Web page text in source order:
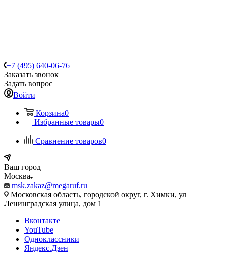
+7 (495) 640-06-76
Заказать звонок
Задать вопрос
Войти
Корзина0
Избранные товары0
Сравнение товаров0
Ваш город
Москва
msk.zakaz@megaruf.ru
Московская область, городской округ, г. Химки, ул
Ленинградская улица, дом 1
Вконтакте
YouTube
Одноклассники
Яндекс.Дзен